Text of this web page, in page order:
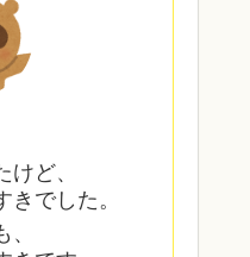
ど、
でした。